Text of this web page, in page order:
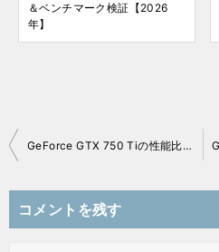
＆ベンチマーク検証【2026
年】
稿
ナ
ビ
GeForce GTX 750 Tiの性能比較＆ベンチマーク検証【2026年】
コメントを残す